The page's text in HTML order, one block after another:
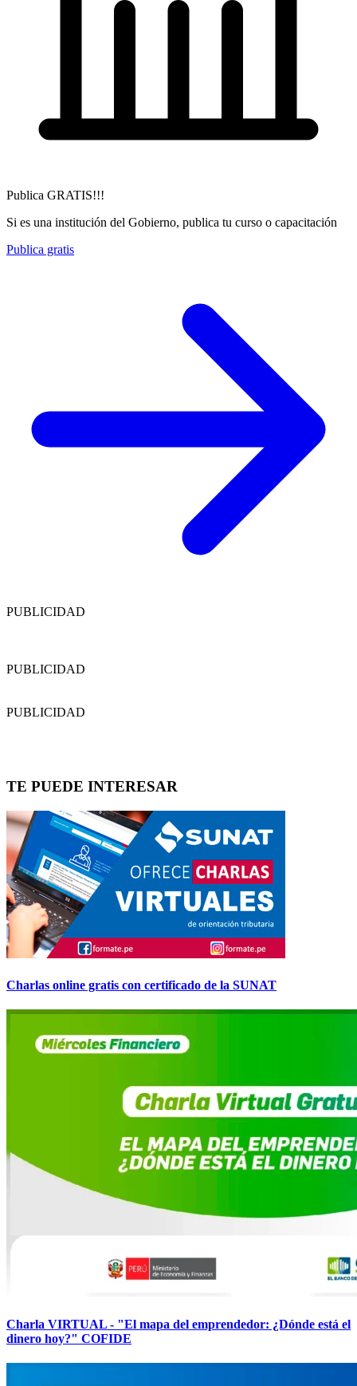
Publica GRATIS!!!
Si es una institución del Gobierno, publica tu curso o capacitación
Publica gratis
PUBLICIDAD
PUBLICIDAD
PUBLICIDAD
TE PUEDE INTERESAR
Charlas online gratis con certificado de la SUNAT
Charla VIRTUAL - "El mapa del emprendedor: ¿Dónde está el
dinero hoy?" COFIDE